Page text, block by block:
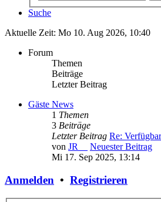
Suche
Aktuelle Zeit: Mo 10. Aug 2026, 10:40
Forum
Themen
Beiträge
Letzter Beitrag
Gäste News
1 Themen
3 Beiträge
Letzter Beitrag Re:
von JR__
Neuester Beitrag
Mi 17. Sep 2025, 13:14
Anmelden • Registrieren